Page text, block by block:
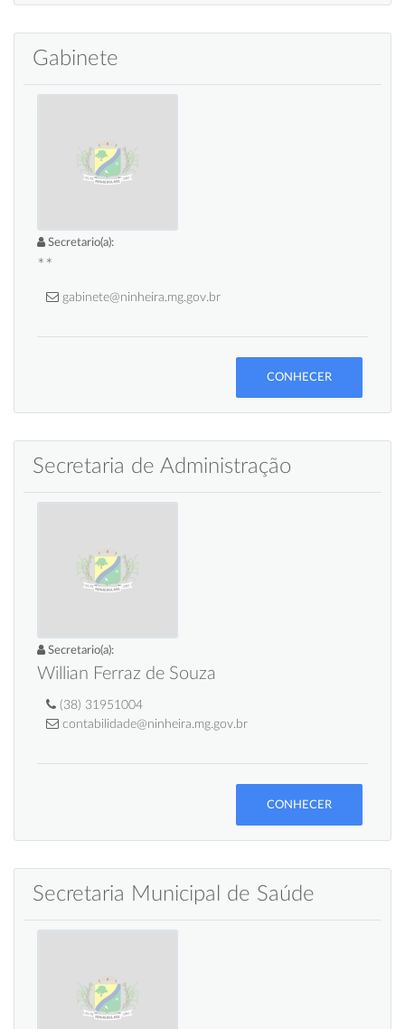
Gabinete
Secretario(a):
**
gabinete@ninheira.mg.gov.br
CONHECER
Secretaria de Administração
Secretario(a):
Willian Ferraz de Souza
(38) 31951004
contabilidade@ninheira.mg.gov.br
CONHECER
Secretaria Municipal de Saúde